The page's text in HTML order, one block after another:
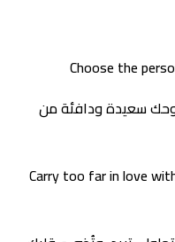
Choose the
سعيدة ودافئة من
Carry too far in love